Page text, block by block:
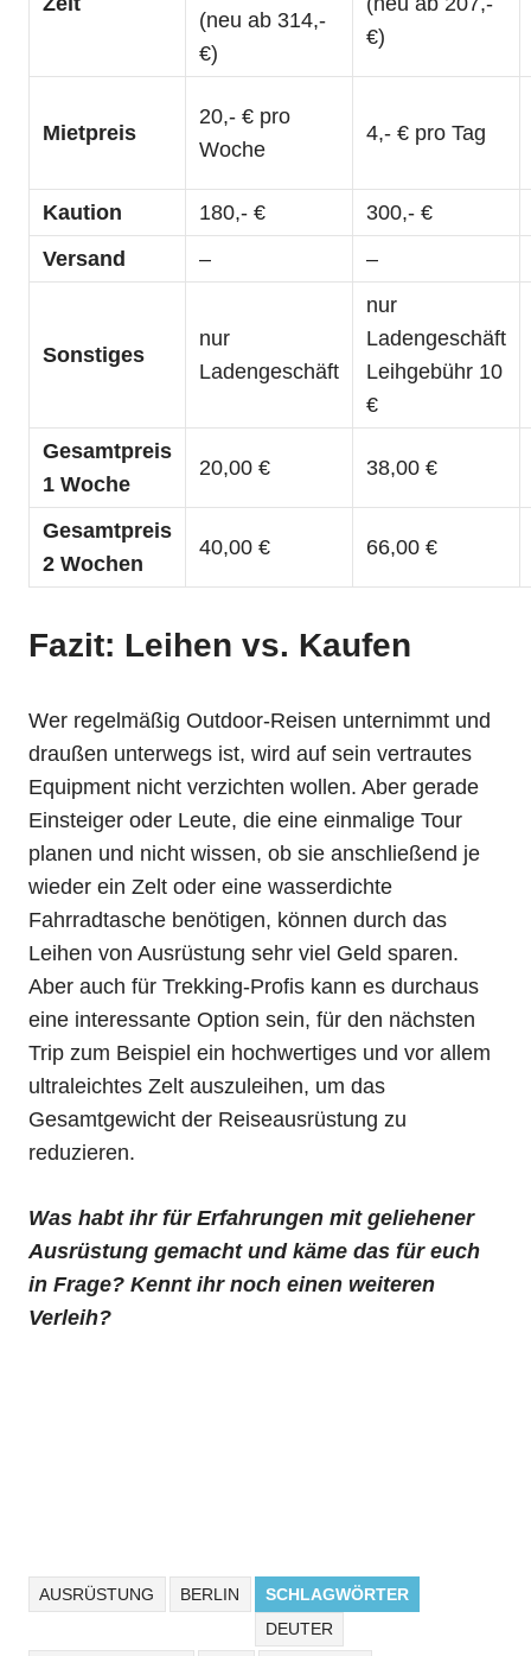
(neu ab 314,-
€)
€)
Mietpreis
20,- € pro
Woche
4,- € pro Tag
Kaution 180,- €
300,- €
Versand
– –
Sonstiges
nur
Ladengeschäft
nur
Ladengeschäft
Leihgebühr 10
€
Gesamtpreis
1 Woche
20,00 € 38,00 €
Gesamtpreis
2 Wochen
40,00 € 66,00 €
Fazit: Leihen vs. Kaufen
Wer regelmäßig Outdoor-Reisen unternimmt und
draußen unterwegs ist, wird auf sein vertrautes
Equipment nicht verzichten wollen. Aber gerade
Einsteiger oder Leute, die eine einmalige Tour
planen und nicht wissen, ob sie anschließend je
wieder ein Zelt oder eine wasserdichte
Fahrradtasche benötigen, können durch das
Leihen von Ausrüstung sehr viel Geld sparen.
Aber auch für Trekking-Profis kann es durchaus
eine interessante Option sein, für den nächsten
Trip zum Beispiel ein hochwertiges und vor allem
ultraleichtes Zelt auszuleihen, um das
Gesamtgewicht der Reiseausrüstung zu
reduzieren.
Was habt ihr für Erfahrungen mit geliehener
Ausrüstung gemacht und käme das für euch
in Frage? Kennt ihr noch einen weiteren
Verleih?
SCHLAGWÖRTER
AUSRÜSTUNG
BERLIN
DEUTER